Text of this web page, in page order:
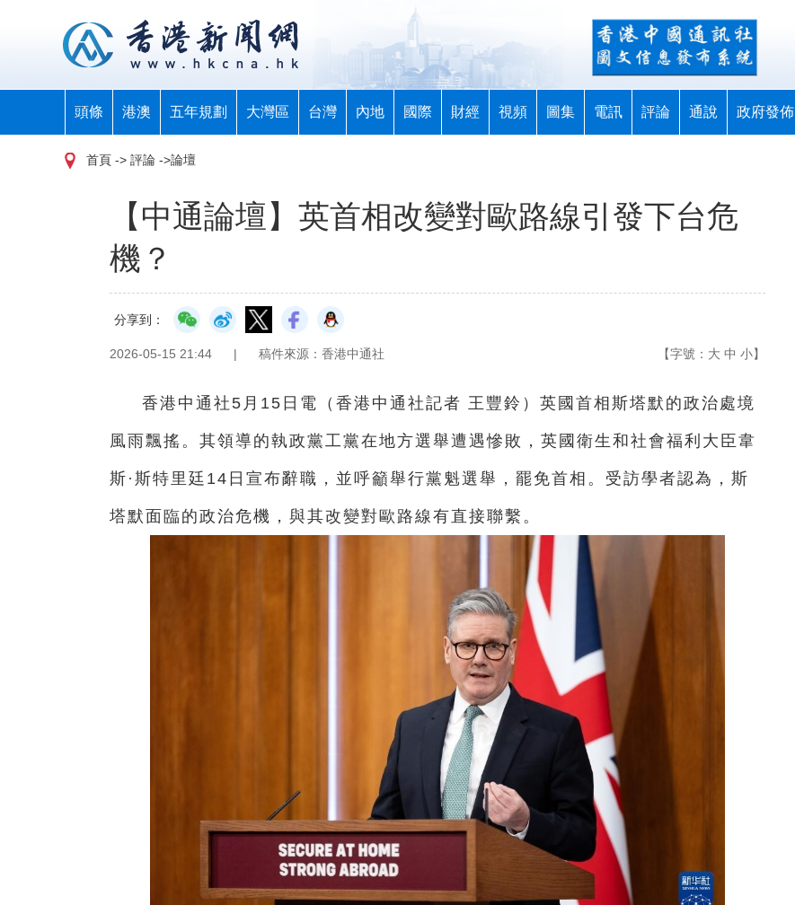
頭條 港澳 五年規劃 大灣區 台灣 內地 國際 財經 視頻 圖集 電訊 評論 通說 政府發佈
首頁 -> 評論 ->論壇
【中通論壇】英首相改變對歐路線引發下台危
機？
分享到：
2026-05-15 21:44 | 稿件來源：香港中通社 【字號： 大 中 小】
香港中通社5月15日電（香港中通社記者 王豐鈴）英國首相斯塔默的政治處境
風雨飄搖。其領導的執政黨工黨在地方選舉遭遇慘敗，英國衛生和社會福利大臣韋
斯·斯特里廷14日宣布辭職，並呼籲舉行黨魁選舉，罷免首相。受訪學者認為，斯
塔默面臨的政治危機，與其改變對歐路線有直接聯繫。